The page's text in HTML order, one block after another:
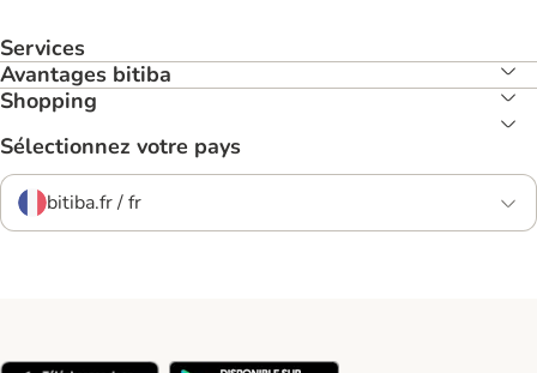
Services
Avantages bitiba
Shopping
Sélectionnez votre pays
bitiba.fr / fr